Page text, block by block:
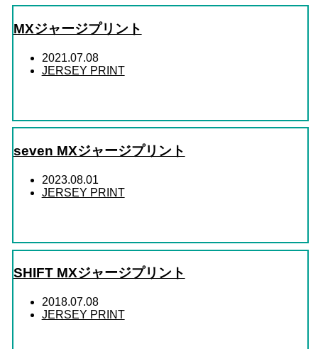
MXジャージプリント
2021.07.08
JERSEY PRINT
seven MXジャージプリント
2023.08.01
JERSEY PRINT
SHIFT MXジャージプリント
2018.07.08
JERSEY PRINT